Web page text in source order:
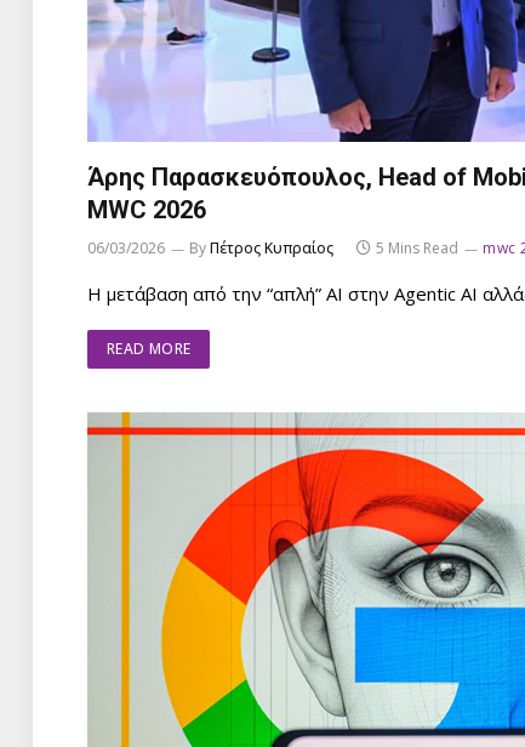
Άρης Παρασκευόπουλος, Head of
MWC 2026
06/03/2026 ByΠέτρος Κυπραίος 5 Mins Read mwc
Η μετάβαση από την “απλή” AI στην Agentic AI
READ MORE